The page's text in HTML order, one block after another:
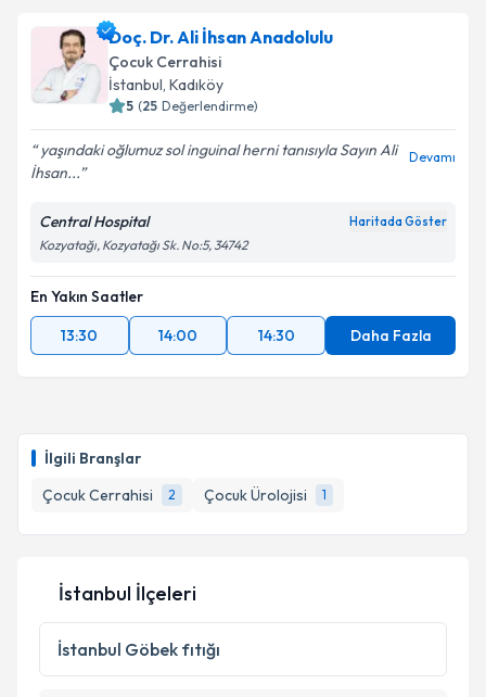
İlgili Branşlar
Çocuk Cerrahisi
2 Çocuk Ürolojisi 1
Op. Dr. Ercüment Taşpınariçin randevu takvimi
talebi oluşturun. Size bu uzmandan randevu almanız
için bir takvim hazırlandığında e-posta ile
bilgilendireceğiz.
E-posta Adresiniz
Kişisel verilerimin işlenmesine ilişkin
Metni'ni okudum ve kişisel verilerimin belirtilen
kapsamda işlenmesini kabul ediyorum.
Takvim Talebini Gönder
Doç. Dr. Ali İhsan Anadolulu
Çocuk Cerrahisi
İstanbul, Kadıköy
5 (25 Değerlendirme)
yaşındaki oğlumuz sol inguinal herni tanısıyla Sayın Ali
İhsan...
Devamı
Central Hospital Haritada Göster
Kozyatağı, Kozyatağı Sk. No:5, 34742
En Yakın Saatler
13:30
14:00 14:30 Daha Fazla
İstanbul İlçeleri
İstanbul Göbek fıtığı